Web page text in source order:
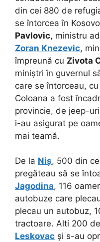
din cei 880 de
se întorcea în
Pavlovic, ministru
Zoran Knezevic,
împreună cu Zivota
miniștri în guvernul
care se întorceau,
Coloana a fost
provincie, de jeep-
i-au asigurat pe
mai teamă.
De la Niș, 500 din
pregăteau să se
Jagodina, 116
autobuze care
plecau un autobuz,
tractoare. Alti 200
Leskovac și s-au